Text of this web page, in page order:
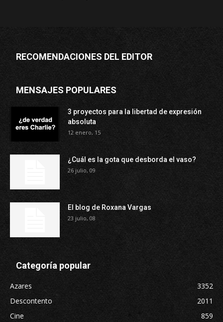
RECOMENDACIONES DEL EDITOR
MENSAJES POPULARES
3 proyectos para la libertad de expresión
absoluta
12 enero, 15
¿Cuál es la gota que desborda el vaso?
26 julio, 09
El blog de Roxana Vargas
23 julio, 08
Categoría popular
Azares
3352
Descontento
2011
Cine
859